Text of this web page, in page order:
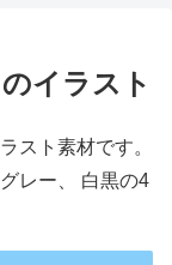
イラスト
スト素材です。
レー、 白黒の4